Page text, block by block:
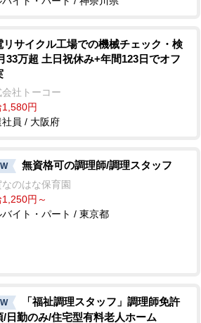
リサイクル工場での機械チェック・検
33万超 土日祝休み+年間123日でオフ
社トーコー
円
社員 / 大阪府
無資格可の調理師/調理スタッフ
なのはな保育園
円～
バイト・パート / 東京都
「福祉調理スタッフ」調理師免許
/日勤のみ/住宅型有料老人ホーム